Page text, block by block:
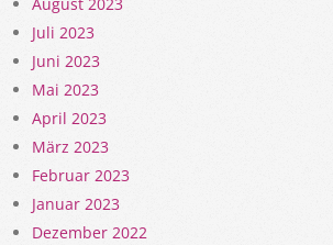
August 2023
Juli 2023
Juni 2023
Mai 2023
April 2023
März 2023
Februar 2023
Januar 2023
Dezember 2022